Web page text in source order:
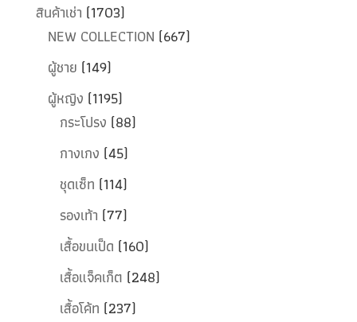
สินค้าเช่า (1703)
NEW COLLECTION (667)
ผู้ชาย (149)
ผู้หญิง (1195)
กระโปรง (88)
กางเกง (45)
ชุดเซ็ท (114)
รองเท้า (77)
เสื้อขนเป็ด (160)
เสื้อแจ็คเก็ต (248)
เสื้อโค้ท (237)